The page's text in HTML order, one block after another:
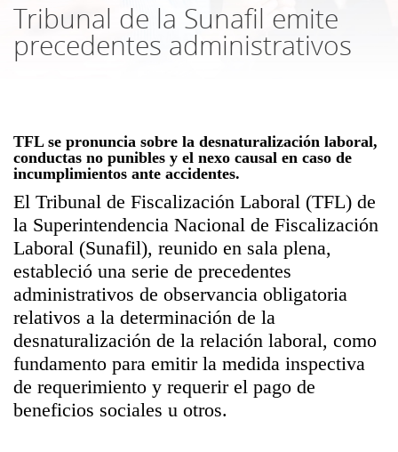
Tribunal de la Sunafil emite
precedentes administrativos
TFL se pronuncia sobre la desnaturalización laboral,
conductas no punibles y el nexo causal en caso de
incumplimientos ante accidentes.
El Tribunal de Fiscalización Laboral (TFL) de
la Superintendencia Nacional de Fiscalización
Laboral (Sunafil), reunido en sala plena,
estableció una serie de precedentes
administrativos de observancia obligatoria
relativos a la determinación de la
desnaturalización de la relación laboral, como
fundamento para emitir la medida inspectiva
de requerimiento y requerir el pago de
beneficios sociales u otros.